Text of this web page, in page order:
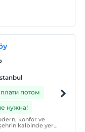
потом
нужна!
konfor ve
kalbinde yer